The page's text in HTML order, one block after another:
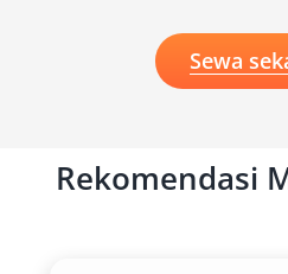
Sewa
Rekomendasi